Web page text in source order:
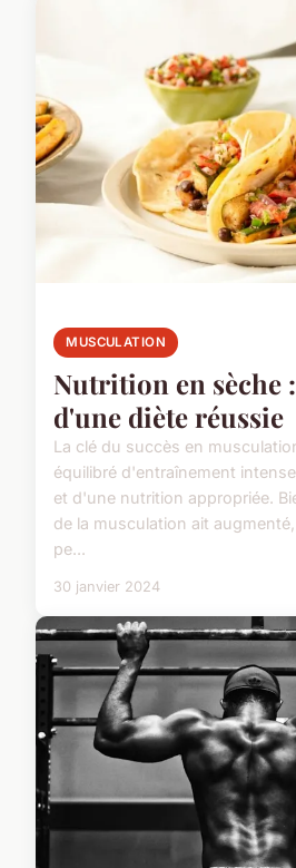
MUSCULATION
Nutrition en sèche
d'une diète réussie
La clé du succès en
équilibré d'entraînement
et d'une nutrition appropriée.
de la musculation ait
pe...
30 janvier 2024